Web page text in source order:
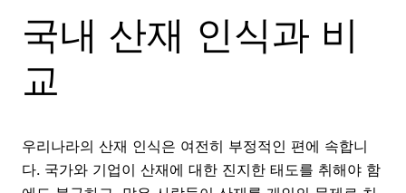
국내 산재 인식과 비
교
우리나라의 산재 인식은 여전히 부정적인 편에 속합니
다. 국가와 기업이 산재에 대한 진지한 태도를 취해야 함